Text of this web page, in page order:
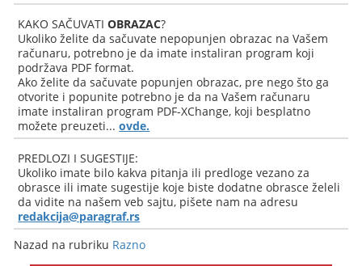
KAKO SAČUVATIOBRAZAC?
Ukoliko želite da sačuvate nepopunjen obrazac na Vašem
računaru, potrebno je da imate instaliran program koji
podržava PDF format.
Ako želite da sačuvate popunjen obrazac, pre nego što ga
otvorite i popunite potrebno je da na Vašem računaru
imate instaliran program PDF-XChange, koji besplatno
možete preuzeti...ovde.
PREDLOZI I SUGESTIJE:
Ukoliko imate bilo kakva pitanja ili predloge vezano za
obrasce ili imate sugestije koje biste dodatne obrasce želeli
da vidite na našem veb sajtu, pišete nam na adresu
redakcija@paragraf.rs
Nazad na rubriku Razno